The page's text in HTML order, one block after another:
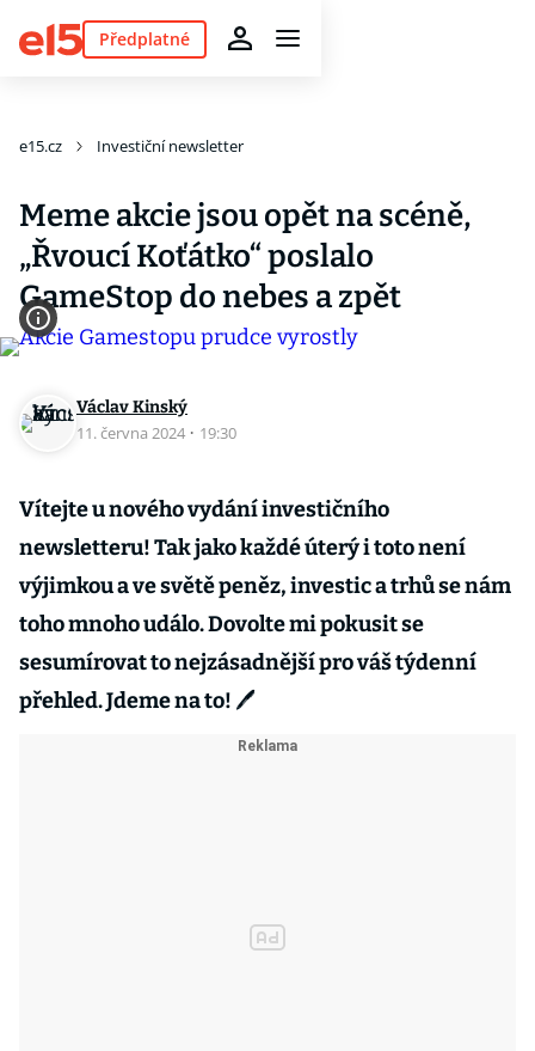
Předplatné
e15.cz Investiční newsletter
Meme akcie jsou opět na scéně,
„Řvoucí Koťátko“ poslalo
GameStop do nebes a zpět
Václav Kinský
11. června 2024 · 19:30
Vítejte u nového vydání investičního
newsletteru! Tak jako každé úterý i toto není
výjimkou a ve světě peněz, investic a trhů se nám
toho mnoho událo. Dovolte mi pokusit se
sesumírovat to nejzásadnější pro váš týdenní
přehled. Jdeme na to! 🖊️